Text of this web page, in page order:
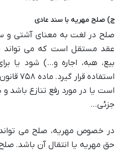
ج) صلح مهریه با سند عادی
صلح در لغت به معنای آشتی
عقد مستقل است که می تواند
بیع، هبه، اجاره و…) شود یا
استفاده
است یا در مورد رفع تنازع باشد
جزئی…
در خصوص مهریه، صلح می
حق مهریه یا انتقال آن باشد.